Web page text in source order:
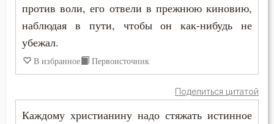
против воли, его отвели в прежнюю киновию,
наблюдая в пути, чтобы он как-нибудь не
убежал.
В избранное Первоисточник
Поделиться цитатой
Каждому христианину надо стяжать истинное